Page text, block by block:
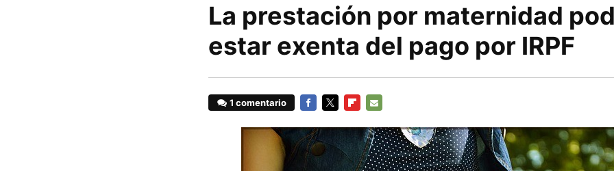
La prestación por maternidad
estar exenta del pago por IRPF
1 comentario
MAIL